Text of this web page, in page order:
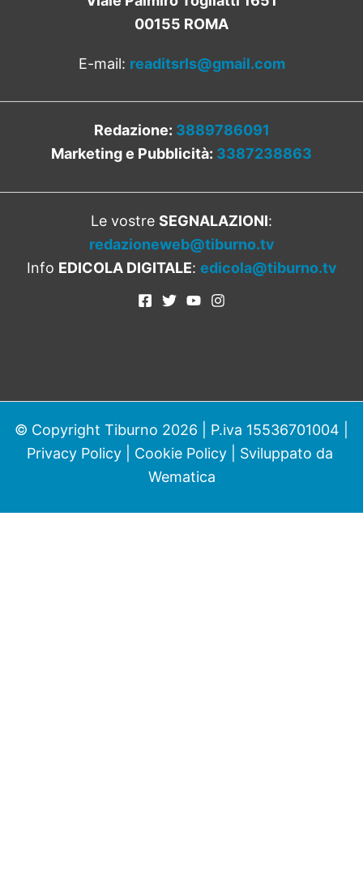
00155 ROMA
E-mail: readitsrls@gmail.com
Redazione: 3889786091
Marketing e Pubblicità: 3387238863
Le vostre SEGNALAZIONI:
redazioneweb@tiburno.tv
Info EDICOLA DIGITALE: edicola@tiburno.tv
© Copyright Tiburno 2026 | P.iva 15536701004 |
Privacy Policy| Cookie Policy| Sviluppato da
Wematica